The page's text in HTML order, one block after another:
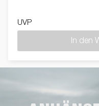
UVP
In den